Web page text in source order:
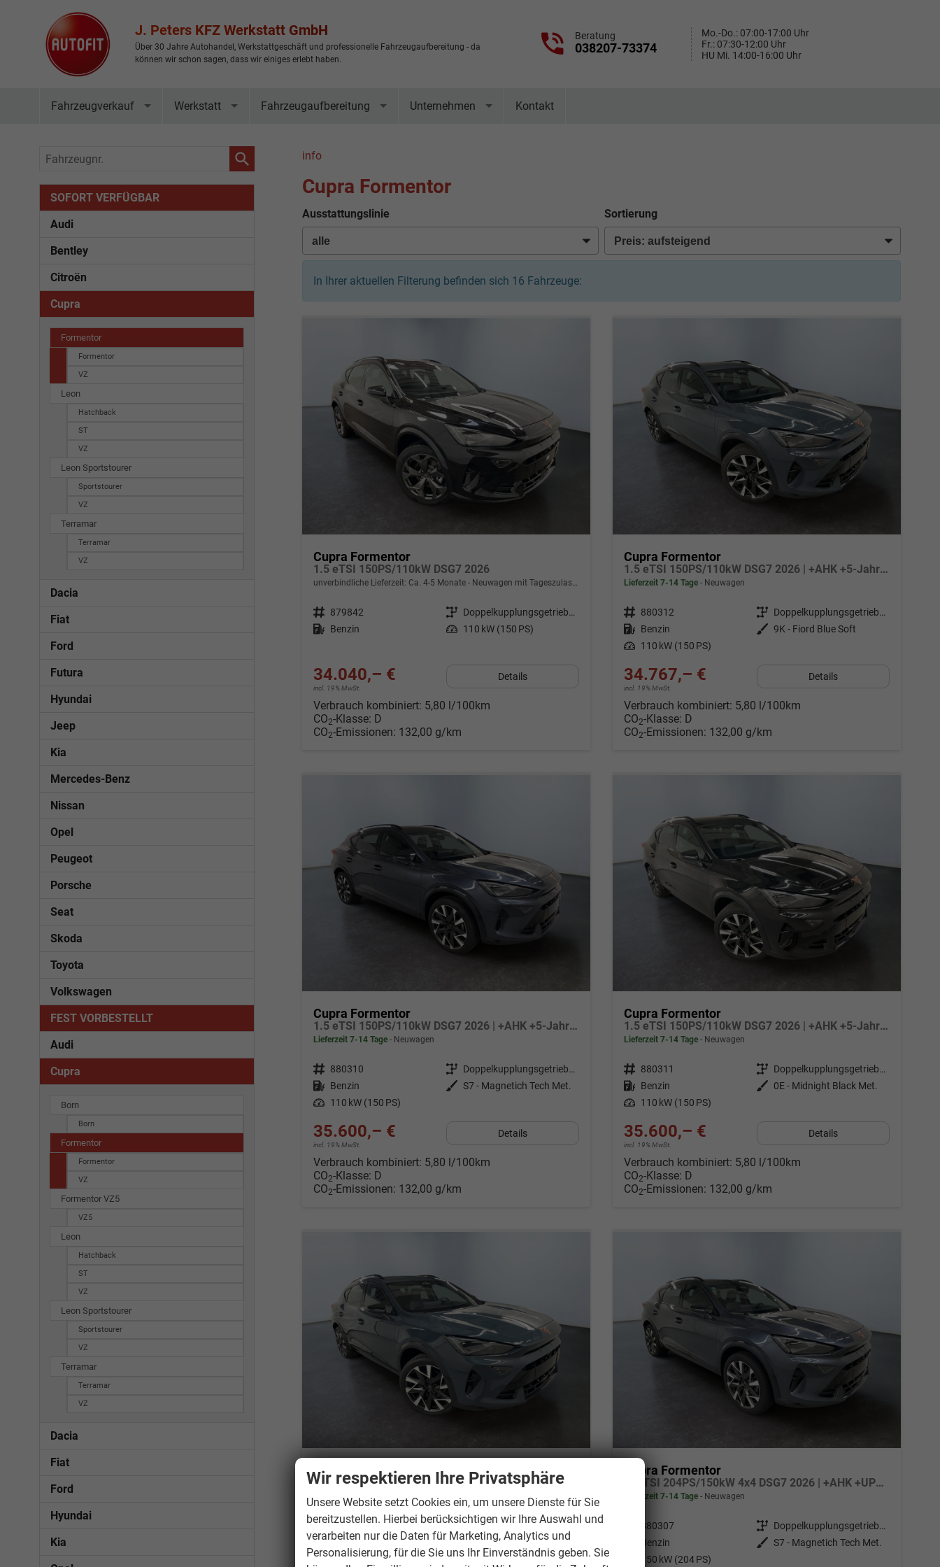
J. Peters KFZ Werkstatt GmbH
Über 30 Jahre Autohandel, Werkstattgeschäft und professionelle Fahrzeugaufbereitung - da
können wir schon sagen, dass wir einiges erlebt haben.
Beratung
038207-73374
Mo.-Do.: 07:00-17:00 Uhr
Fr.: 07:30-12:00 Uhr
HU Mi. 14:00-16:00 Uhr
Fahrzeugverkauf Werkstatt Fahrzeugaufbereitung Unternehmen Kontakt
info
Cupra Formentor
Ausstattungslinie Sortierung
In Ihrer aktuellen Filterung befinden sich 16 Fahrzeuge:
Cupra Formentor
1.5 eTSI 150PS/110kW DSG7 2026
unverbindliche Lieferzeit: Ca. 4-5 Monate Neuwagen mit Tageszulassung
Fahrzeugnr. 879842 Getriebe
Doppelkupplungsgetriebe (DSG)
Kraftstoff Benzin Leistung 110 kW (150 PS)
34.040,– €
incl. 19% MwSt.
Details
Verbrauch kombiniert: 5,80 l/100km
CO2-Klasse: D
CO2-Emissionen: 132,00 g/km
Cupra Formentor
1.5 eTSI 150PS/110kW DSG7 2026 | +AHK +5-Jahre Erw. Garantie +NAVI +UPGRADE-Paket
Lieferzeit 7-14 Tage Neuwagen
Fahrzeugnr. 880312 Getriebe
Doppelkupplungsgetriebe (DSG)
Kraftstoff Benzin Außenfarbe 9K - Fiord Blue Soft
Leistung 110 kW (150 PS)
34.767,– €
incl. 19% MwSt.
Details
Verbrauch kombiniert: 5,80 l/100km
CO2-Klasse: D
CO2-Emissionen: 132,00 g/km
Cupra Formentor
1.5 eTSI 150PS/110kW DSG7 2026 | +AHK +5-Jahre Erw. Garantie +NAVI +UPGRADE-Paket
Lieferzeit 7-14 Tage Neuwagen
Fahrzeugnr. 880310 Getriebe
Doppelkupplungsgetriebe (DSG)
Kraftstoff Benzin Außenfarbe S7 - Magnetich Tech Met.
Leistung 110 kW (150 PS)
35.600,– €
incl. 19% MwSt.
Details
Verbrauch kombiniert: 5,80 l/100km
CO2-Klasse: D
CO2-Emissionen: 132,00 g/km
Cupra Formentor
1.5 eTSI 150PS/110kW DSG7 2026 | +AHK +5-Jahre Erw. Garantie +NAVI +UPGRADE-Paket
Lieferzeit 7-14 Tage Neuwagen
Fahrzeugnr. 880311 Getriebe
Doppelkupplungsgetriebe (DSG)
Kraftstoff Benzin Außenfarbe
0E - Midnight Black Met.
Leistung 110 kW (150 PS)
35.600,– €
incl. 19% MwSt.
Details
Verbrauch kombiniert: 5,80 l/100km
CO2-Klasse: D
CO2-Emissionen: 132,00 g/km
Cupra Formentor
Lieferzeit 7-14 Tage Neuwagen
Fahrzeugnr. 880309 Getriebe
Doppelkupplungsgetriebe (DSG)
Kraftstoff Benzin Außenfarbe 9K - Fiord Blue Soft
Leistung 150 kW (204 PS)
Cupra Formentor
2.0 TSI 204PS/150kW 4x4 DSG7 2026 | +AHK +UPGRADE-Paket +Immersive +5-Jahre Erw. Garantie
Lieferzeit 7-14 Tage Neuwagen
880307 Getriebe
Doppelkupplungsgetriebe (DSG)
Benzin Außenfarbe S7 - Magnetich Tech Met.
150 kW (204 PS)
Fahrzeugnr.
SOFORT VERFÜGBAR
Audi
Bentley
Citroën
Cupra
Formentor
Formentor
VZ
Leon
Hatchback
ST
VZ
Leon Sportstourer
Sportstourer
VZ
Terramar
Terramar
VZ
Dacia
Fiat
Ford
Futura
Hyundai
Jeep
Kia
Mercedes-Benz
Nissan
Opel
Peugeot
Porsche
Seat
Skoda
Toyota
Volkswagen
FEST VORBESTELLT
Audi
Cupra
Born
Born
Formentor
Formentor
VZ
Formentor VZ5
VZ5
Leon
Hatchback
ST
VZ
Leon Sportstourer
Sportstourer
VZ
Terramar
Terramar
VZ
Dacia
Fiat
Ford
Hyundai
Kia
Wir respektieren Ihre Privatsphäre
Unsere Website setzt Cookies ein, um unsere Dienste für Sie
bereitzustellen. Hierbei berücksichtigen wir Ihre Auswahl und
verarbeiten nur die Daten für Marketing, Analytics und
Personalisierung, für die Sie uns Ihr Einverständnis geben. Sie